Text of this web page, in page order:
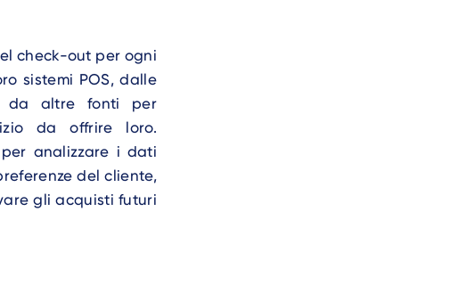
check-out per ogni
sistemi POS, dalle
da altre fonti per
da offrire loro.
analizzare i dati
del cliente,
gli acquisti futuri